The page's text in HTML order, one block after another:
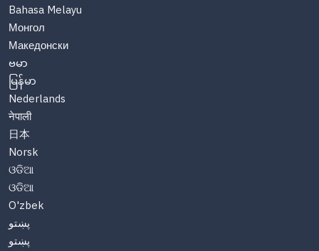
Bahasa Melayu
Монгол
Македонски
ဗမာ
မြန်မာ
Nederlands
नेपाली
日本
Norsk
ଓଡିଆ
ଓଡିଆ
O'zbek
پښتو
پښتو